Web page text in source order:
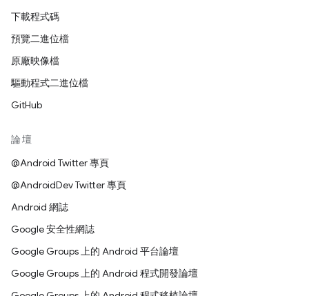
下載程式碼
預覽二進位檔
原廠映像檔
驅動程式二進位檔
GitHub
論壇
@Android Twitter 專頁
@AndroidDev Twitter 專頁
Android 網誌
Google 安全性網誌
Google Groups 上的 Android 平台論壇
Google Groups 上的 Android 程式開發論壇